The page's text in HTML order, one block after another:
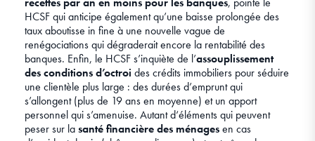
HCSF qui anticipe également qu’une baisse prolongée des
taux aboutisse in fine à une nouvelle vague de
renégociations qui dégraderait encore la rentabilité des
banques. Enfin, le HCSF s’inquiète de l’assouplissement
des conditions d’octroi des crédits immobiliers pour séduire
une clientèle plus large : des durées d’emprunt qui
s’allongent (plus de 19 ans en moyenne) et un apport
personnel qui s’amenuise. Autant d‘éléments qui peuvent
peser sur lasanté financière des ménagesen cas